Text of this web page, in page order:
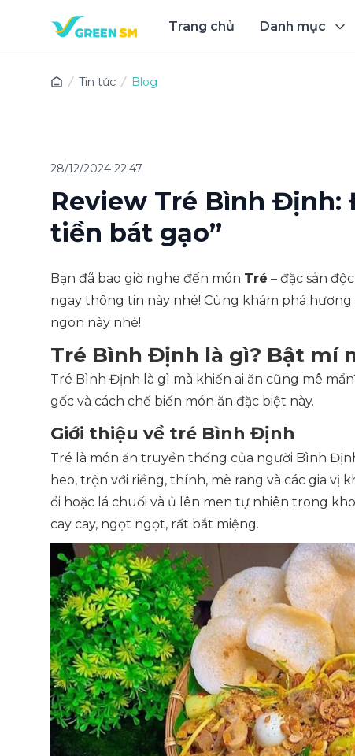
Trang chủ Danh mục
Tin tức Blog
28/12/2024 22:47
Review Tré Bình Định:
tiền bát gạo”
Bạn đã bao giờ nghe đến món Tré – đặc sản
ngay thông tin này nhé! Cùng khám phá
ngon này nhé!
Tré Bình Định là gì? Bật mí
Tré Bình Định là gì mà khiến ai ăn cũng mê
gốc và cách chế biến món ăn đặc biệt này.
Giới thiệu về tré Bình Định
Tré là món ăn truyền thống của người Bình
heo, trộn với riềng, thính, mè rang và các gia vị
ổi hoặc lá chuối và ủ lên men tự nhiên trong
cay cay, ngọt ngọt, rất bắt miệng.